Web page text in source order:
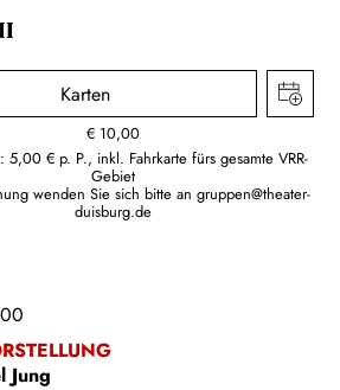
Karten
€ 10,00
5,00 € p. P., inkl. Fahrkarte fürs gesamte VRR-
Gebiet
wenden Sie sich bitte an gruppen@theater-
duisburg.de
Jung